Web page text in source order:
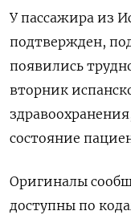
У ⁠пассажира из
подтвержден,
появились
вторник
состояние
Оригиналы
доступны по